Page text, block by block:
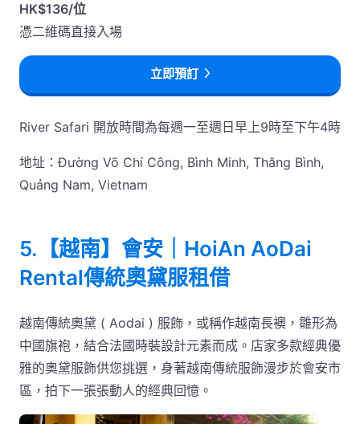
HK$136/位
憑二維碼直接入場
立即預訂
River Safari 開放時間為每週一至週日早上9時至下午4時
地址：Đường Võ Chí Công, Bình Minh, Thăng Bình,
Quảng Nam, Vietnam
5.【越南】會安｜HoiAn AoDai
Rental傳統奧黛服租借
越南傳統奧黛 ( Aodai ) 服飾，或稱作越南長襖，雛形為
中國旗袍，結合法國時裝設計元素而成。店家多款經典優
雅的奧黛服飾供您挑選，身著越南傳統服飾漫步於會安市
區，拍下一張張動人的經典回憶。